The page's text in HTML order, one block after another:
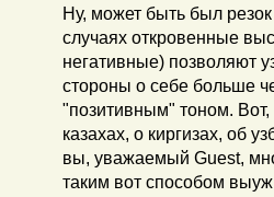
Ну, может быть был
случаях откровенные
негативные) позволяют
стороны о себе больше
"позитивным" тоном.
казахах, о киргизах, об
вы, уважаемый Guest,
таким вот способом